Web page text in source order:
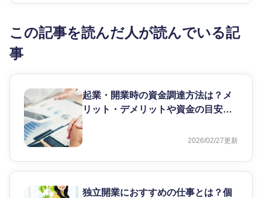
この記事を読んだ人が読んでいる記
事
起業・開業時の資金調達方法は？メ
リット・デメリットや資金の目安も
2026/02/27更新
独立開業におすすめの仕事とは？個